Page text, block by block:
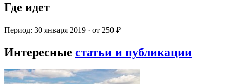
Где идет
Период: 30 января 2019 · от 250 ₽
Интересные статьи и публикации